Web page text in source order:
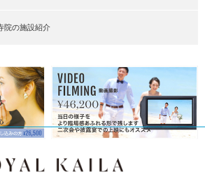
院の施設紹介